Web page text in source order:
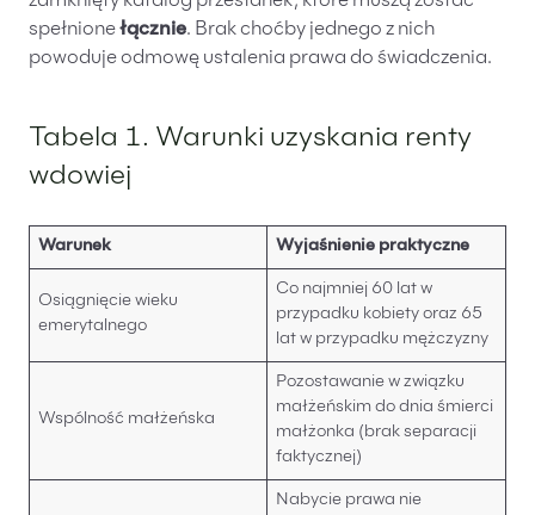
spełnionełącznie. Brak choćby jednego z nich
powoduje odmowę ustalenia prawa do świadczenia.
Tabela 1. Warunki uzyskania renty
wdowiej
Warunek Wyjaśnienie praktyczne
Osiągnięcie wieku
emerytalnego
Co najmniej 60 lat w
przypadku kobiety oraz 65
lat w przypadku mężczyzny
Wspólność małżeńska
Pozostawanie w związku
małżeńskim do dnia śmierci
małżonka (brak separacji
faktycznej)
Nabycie prawa nie